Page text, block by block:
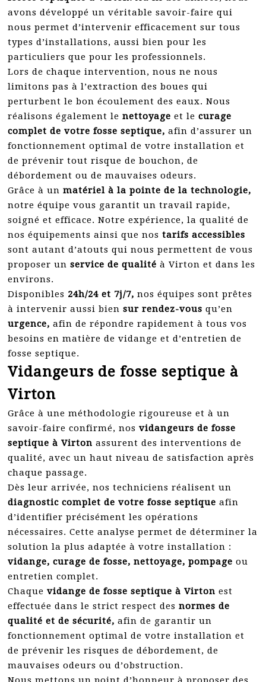
avons développé un véritable savoir-faire qui
nous permet d’intervenir efficacement sur tous
types d’installations, aussi bien pour les
particuliers que pour les professionnels.
Lors de chaque intervention, nous ne nous
limitons pas à l’extraction des boues qui
perturbent le bon écoulement des eaux. Nous
réalisons également le nettoyage et le curage
complet de votre fosse septique, afin d’assurer un
fonctionnement optimal de votre installation et
de prévenir tout risque de bouchon, de
débordement ou de mauvaises odeurs.
Grâce à un matériel à la pointe de la technologie,
notre équipe vous garantit un travail rapide,
soigné et efficace. Notre expérience, la qualité de
nos équipements ainsi que nos tarifs accessibles
sont autant d’atouts qui nous permettent de vous
proposer un service de qualité à Virton et dans les
environs.
Disponibles 24h/24 et 7j/7, nos équipes sont prêtes
à intervenir aussi bien sur rendez-vous qu’en
urgence, afin de répondre rapidement à tous vos
besoins en matière de vidange et d’entretien de
fosse septique.
Vidangeurs de fosse septique à
Virton
Grâce à une méthodologie rigoureuse et à un
savoir-faire confirmé, nos vidangeurs de fosse
septique à Virton assurent des interventions de
qualité, avec un haut niveau de satisfaction après
chaque passage.
Dès leur arrivée, nos techniciens réalisent un
diagnostic complet de votre fosse septique afin
d’identifier précisément les opérations
nécessaires. Cette analyse permet de déterminer la
solution la plus adaptée à votre installation :
vidange, curage de fosse, nettoyage, pompage ou
entretien complet.
Chaque vidange de fosse septique à Virton est
effectuée dans le strict respect des normes de
qualité et de sécurité, afin de garantir un
fonctionnement optimal de votre installation et
de prévenir les risques de débordement, de
mauvaises odeurs ou d’obstruction.